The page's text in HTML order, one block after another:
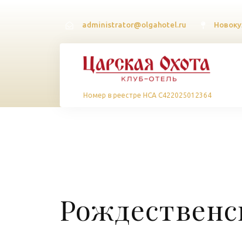
administrator@olgahotel.ru
Номер в реестре НСА С422025012364